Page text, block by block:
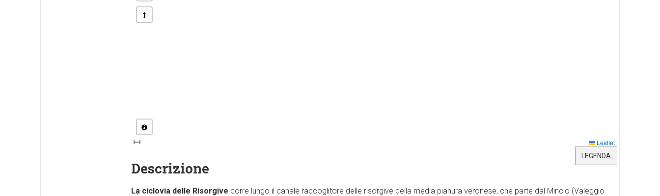
Leaflet
LEGENDA
Descrizione
La ciclovia delle Risorgive corre lungo il canale raccoglitore delle risorgive della media pianura veronese, che parte dal Mincio (Valeggio